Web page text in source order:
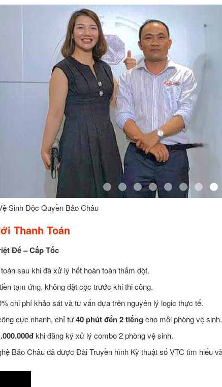
Sinh Độc Quyền Bảo Châu
Thanh Toán
Để – Cấp Tốc
sau khi đã xử lý hết hoàn toàn thấm dột.
tạm ứng, không đặt cọc trước khi thi công.
chi phí khảo sát và tư vấn dựa trên nguyên lý logic thực tế.
cực nhanh, chỉ từ40 phút đến 2 tiếng cho mỗi phòng vệ sinh.
khi đăng ký xử lý combo 2 phòng vệ sinh.
Bảo Châu đã được Đài Truyền hình Kỹ thuật số VTC tìm hiểu